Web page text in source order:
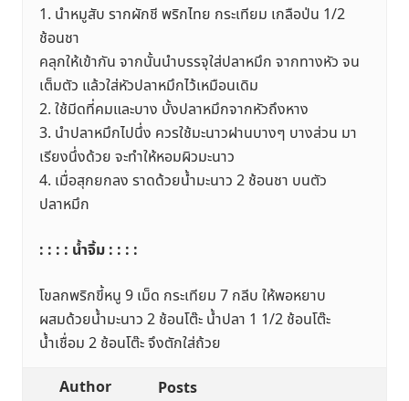
1. นำหมูสับ รากผักชี พริกไทย กระเทียม เกลือป่น 1/2
ช้อนชา
คลุกให้เข้ากัน จากนั้นนำบรรจุใส่ปลาหมึก จากทางหัว จน
เต็มตัว แล้วใส่หัวปลาหมึกไว้เหมือนเดิม
2. ใช้มีดที่คมและบาง บั้งปลาหมึกจากหัวถึงหาง
3. นำปลาหมึกไปนึ่ง ควรใช้มะนาวฝานบางๆ บางส่วน มา
เรียงนึ่งด้วย จะทำให้หอมผิวมะนาว
4. เมื่อสุกยกลง ราดด้วยน้ำมะนาว 2 ช้อนชา บนตัว
ปลาหมึก
: : : : น้ำจิ้ม : : : :
โขลกพริกขี้หนู 9 เม็ด กระเทียม 7 กลีบ ให้พอหยาบ
ผสมด้วยน้ำมะนาว 2 ช้อนโต๊ะ น้ำปลา 1 1/2 ช้อนโต๊ะ
น้ำเชื่อม 2 ช้อนโต๊ะ จึงตักใส่ถ้วย
Author
Posts